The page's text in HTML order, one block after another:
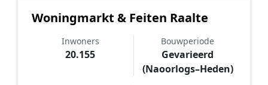
Woningmarkt & Feiten Raalte
Inwoners
20.155
Bouwperiode
Gevarieerd
(Naoorlogs–Heden)